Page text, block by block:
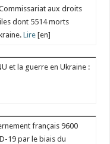
aux droits
dont 5514 morts
Lire [en]
et la guerre en Ukraine :
français 9600
19 par le biais du